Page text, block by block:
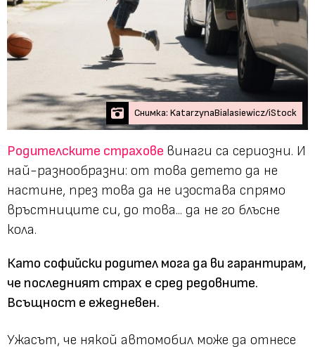
Снимка: KatarzynaBialasiewicz/iStock
Родителските страхове винаги са сериозни. И
най-разнообразни: от това детето да не
настине, през това да не изостава спрямо
връстниците си, до това... да не го блъсне
кола.
Като софийски родител мога да ви гарантирам,
че последният страх е сред редовните.
Всъщност е ежедневен.
Ужасът, че някой автомобил може да отнесе